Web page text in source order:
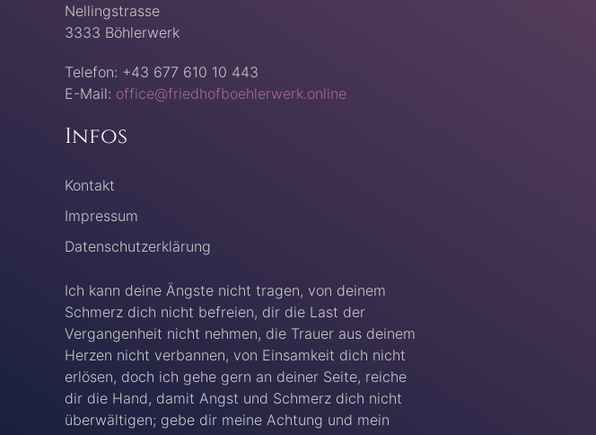
Nellingstrasse
3333 Böhlerwerk
Telefon: +43 677 610 10 443
E-Mail: office@friedhofboehlerwerk.online
Infos
Kontakt
Impressum
Datenschutzerklärung
Ich kann deine Ängste nicht tragen, von deinem
Schmerz dich nicht befreien, dir die Last der
Vergangenheit nicht nehmen, die Trauer aus deinem
Herzen nicht verbannen, von Einsamkeit dich nicht
erlösen, doch ich gehe gern an deiner Seite, reiche
dir die Hand, damit Angst und Schmerz dich nicht
überwältigen; gebe dir meine Achtung und mein